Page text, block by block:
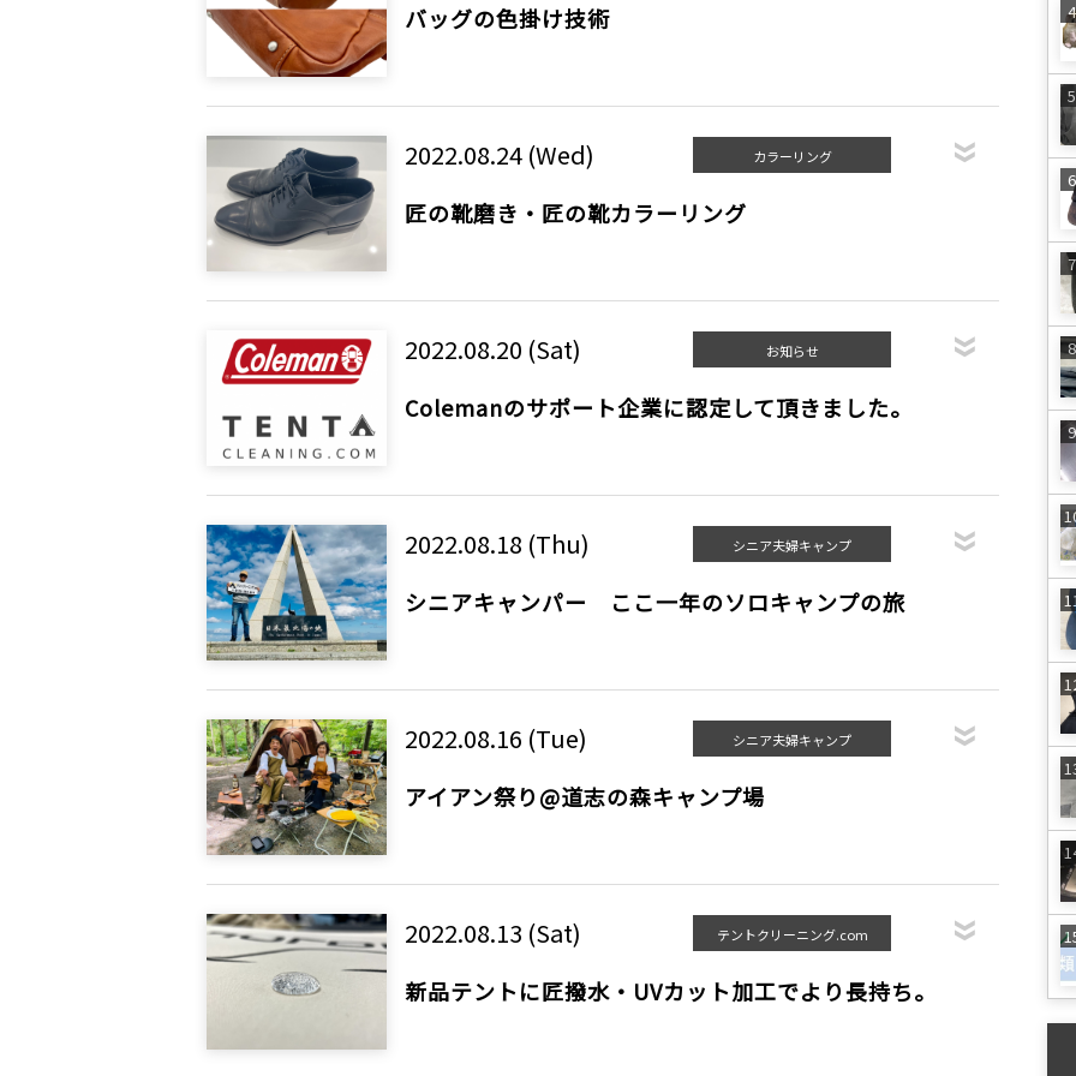
バッグの色掛け技術
2022.08.24 (Wed) カラーリング
匠の靴磨き・匠の靴カラーリング
2022.08.20 (Sat) お知らせ
Colemanのサポート企業に認定して頂きました。
2022.08.18 (Thu) シニア夫婦キャンプ
シニアキャンパー ここ一年のソロキャンプの旅
2022.08.16 (Tue) シニア夫婦キャンプ
アイアン祭り@道志の森キャンプ場
2022.08.13 (Sat) テントクリーニング.com
新品テントに匠撥水・UVカット加工でより長持ち。